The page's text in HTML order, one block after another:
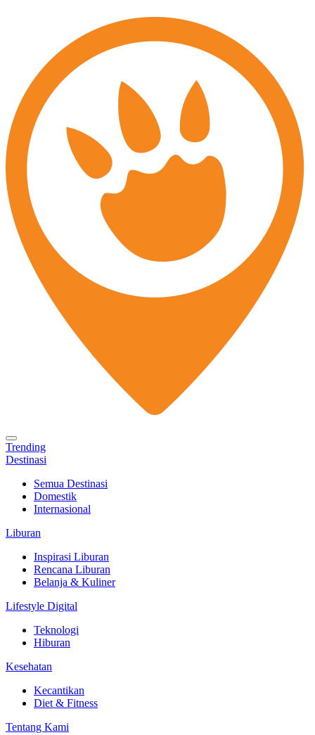
Trending
Destinasi
Semua Destinasi
Domestik
Internasional
Liburan
Inspirasi Liburan
Rencana Liburan
Belanja & Kuliner
Lifestyle Digital
Teknologi
Hiburan
Kesehatan
Kecantikan
Diet & Fitness
Tentang Kami